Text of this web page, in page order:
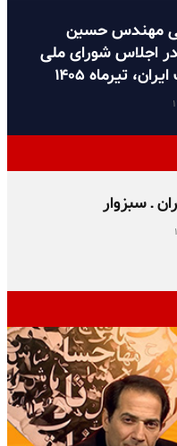
مهندس حسین
اجلاس شورای ملی
تیرماه ۱۴۰۵
ـ سبزوار